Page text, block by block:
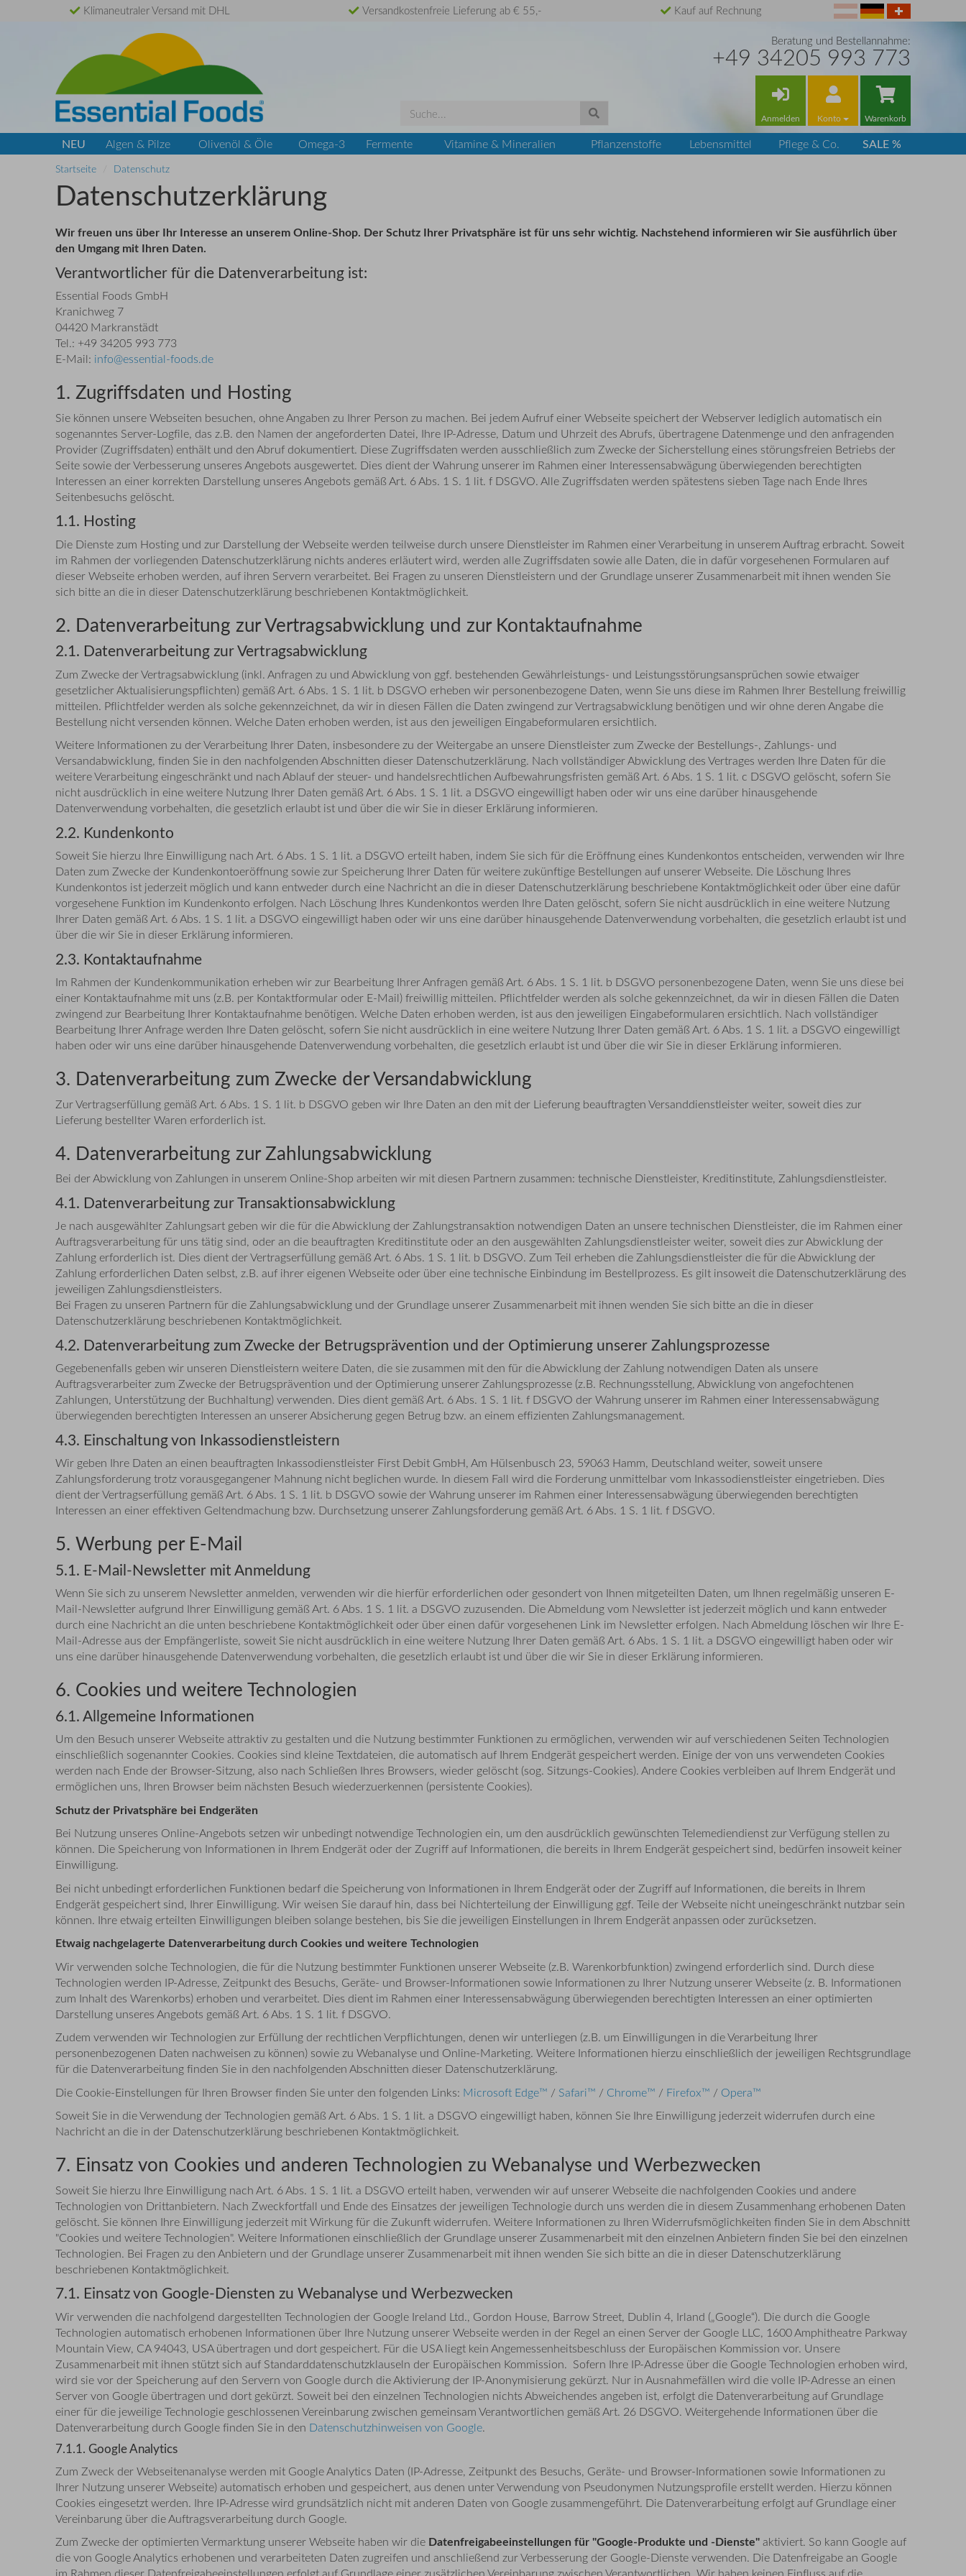
Klimaneutraler Versand mit DHL Versandkostenfreie Lieferung ab € 55,- Kauf auf Rechnung
Beratung und Bestellannahme:
+49 34205 993 773
Anmelden Konto Warenkorb
NEU Algen & Pilze Olivenöl & Öle Omega-3 Fermente Vitamine & Mineralien Pflanzenstoffe Lebensmittel Pflege & Co. SALE %
Startseite Datenschutz
Datenschutzerklärung
Wir freuen uns über Ihr Interesse an unserem Online-Shop. Der Schutz Ihrer Privatsphäre ist für uns sehr wichtig. Nachstehend informieren wir Sie ausführlich über
den Umgang mit Ihren Daten.
Verantwortlicher für die Datenverarbeitung ist:
Essential Foods GmbH
Kranichweg 7
04420 Markranstädt
Tel.: +49 34205 993 773
E-Mail: info@essential-foods.de
1. Zugriffsdaten und Hosting
Sie können unsere Webseiten besuchen, ohne Angaben zu Ihrer Person zu machen. Bei jedem Aufruf einer Webseite speichert der Webserver lediglich automatisch ein
sogenanntes Server-Logfile, das z.B. den Namen der angeforderten Datei, Ihre IP-Adresse, Datum und Uhrzeit des Abrufs, übertragene Datenmenge und den anfragenden
Provider (Zugriffsdaten) enthält und den Abruf dokumentiert. Diese Zugriffsdaten werden ausschließlich zum Zwecke der Sicherstellung eines störungsfreien Betriebs der
Seite sowie der Verbesserung unseres Angebots ausgewertet. Dies dient der Wahrung unserer im Rahmen einer Interessensabwägung überwiegenden berechtigten
Interessen an einer korrekten Darstellung unseres Angebots gemäß Art. 6 Abs. 1 S. 1 lit. f DSGVO. Alle Zugriffsdaten werden spätestens sieben Tage nach Ende Ihres
Seitenbesuchs gelöscht.
1.1. Hosting
Die Dienste zum Hosting und zur Darstellung der Webseite werden teilweise durch unsere Dienstleister im Rahmen einer Verarbeitung in unserem Auftrag erbracht. Soweit
im Rahmen der vorliegenden Datenschutzerklärung nichts anderes erläutert wird, werden alle Zugriffsdaten sowie alle Daten, die in dafür vorgesehenen Formularen auf
dieser Webseite erhoben werden, auf ihren Servern verarbeitet. Bei Fragen zu unseren Dienstleistern und der Grundlage unserer Zusammenarbeit mit ihnen wenden Sie
sich bitte an die in dieser Datenschutzerklärung beschriebenen Kontaktmöglichkeit.
2. Datenverarbeitung zur Vertragsabwicklung und zur Kontaktaufnahme
2.1. Datenverarbeitung zur Vertragsabwicklung
Zum Zwecke der Vertragsabwicklung (inkl. Anfragen zu und Abwicklung von ggf. bestehenden Gewährleistungs- und Leistungsstörungsansprüchen sowie etwaiger
gesetzlicher Aktualisierungspflichten) gemäß Art. 6 Abs. 1 S. 1 lit. b DSGVO erheben wir personenbezogene Daten, wenn Sie uns diese im Rahmen Ihrer Bestellung freiwillig
mitteilen. Pflichtfelder werden als solche gekennzeichnet, da wir in diesen Fällen die Daten zwingend zur Vertragsabwicklung benötigen und wir ohne deren Angabe die
Bestellung nicht versenden können. Welche Daten erhoben werden, ist aus den jeweiligen Eingabeformularen ersichtlich.
Weitere Informationen zu der Verarbeitung Ihrer Daten, insbesondere zu der Weitergabe an unsere Dienstleister zum Zwecke der Bestellungs-, Zahlungs- und
Versandabwicklung, finden Sie in den nachfolgenden Abschnitten dieser Datenschutzerklärung. Nach vollständiger Abwicklung des Vertrages werden Ihre Daten für die
weitere Verarbeitung eingeschränkt und nach Ablauf der steuer- und handelsrechtlichen Aufbewahrungsfristen gemäß Art. 6 Abs. 1 S. 1 lit. c DSGVO gelöscht, sofern Sie
nicht ausdrücklich in eine weitere Nutzung Ihrer Daten gemäß Art. 6 Abs. 1 S. 1 lit. a DSGVO eingewilligt haben oder wir uns eine darüber hinausgehende
Datenverwendung vorbehalten, die gesetzlich erlaubt ist und über die wir Sie in dieser Erklärung informieren.
2.2. Kundenkonto
Soweit Sie hierzu Ihre Einwilligung nach Art. 6 Abs. 1 S. 1 lit. a DSGVO erteilt haben, indem Sie sich für die Eröffnung eines Kundenkontos entscheiden, verwenden wir Ihre
Daten zum Zwecke der Kundenkontoeröffnung sowie zur Speicherung Ihrer Daten für weitere zukünftige Bestellungen auf unserer Webseite. Die Löschung Ihres
Kundenkontos ist jederzeit möglich und kann entweder durch eine Nachricht an die in dieser Datenschutzerklärung beschriebene Kontaktmöglichkeit oder über eine dafür
vorgesehene Funktion im Kundenkonto erfolgen. Nach Löschung Ihres Kundenkontos werden Ihre Daten gelöscht, sofern Sie nicht ausdrücklich in eine weitere Nutzung
Ihrer Daten gemäß Art. 6 Abs. 1 S. 1 lit. a DSGVO eingewilligt haben oder wir uns eine darüber hinausgehende Datenverwendung vorbehalten, die gesetzlich erlaubt ist und
über die wir Sie in dieser Erklärung informieren.
2.3. Kontaktaufnahme
Im Rahmen der Kundenkommunikation erheben wir zur Bearbeitung Ihrer Anfragen gemäß Art. 6 Abs. 1 S. 1 lit. b DSGVO personenbezogene Daten, wenn Sie uns diese bei
einer Kontaktaufnahme mit uns (z.B. per Kontaktformular oder E-Mail) freiwillig mitteilen. Pflichtfelder werden als solche gekennzeichnet, da wir in diesen Fällen die Daten
zwingend zur Bearbeitung Ihrer Kontaktaufnahme benötigen. Welche Daten erhoben werden, ist aus den jeweiligen Eingabeformularen ersichtlich. Nach vollständiger
Bearbeitung Ihrer Anfrage werden Ihre Daten gelöscht, sofern Sie nicht ausdrücklich in eine weitere Nutzung Ihrer Daten gemäß Art. 6 Abs. 1 S. 1 lit. a DSGVO eingewilligt
haben oder wir uns eine darüber hinausgehende Datenverwendung vorbehalten, die gesetzlich erlaubt ist und über die wir Sie in dieser Erklärung informieren.
3. Datenverarbeitung zum Zwecke der Versandabwicklung
Zur Vertragserfüllung gemäß Art. 6 Abs. 1 S. 1 lit. b DSGVO geben wir Ihre Daten an den mit der Lieferung beauftragten Versanddienstleister weiter, soweit dies zur
Lieferung bestellter Waren erforderlich ist.
4. Datenverarbeitung zur Zahlungsabwicklung
Bei der Abwicklung von Zahlungen in unserem Online-Shop arbeiten wir mit diesen Partnern zusammen: technische Dienstleister, Kreditinstitute, Zahlungsdienstleister.
4.1. Datenverarbeitung zur Transaktionsabwicklung
Je nach ausgewählter Zahlungsart geben wir die für die Abwicklung der Zahlungstransaktion notwendigen Daten an unsere technischen Dienstleister, die im Rahmen einer
Auftragsverarbeitung für uns tätig sind, oder an die beauftragten Kreditinstitute oder an den ausgewählten Zahlungsdienstleister weiter, soweit dies zur Abwicklung der
Zahlung erforderlich ist. Dies dient der Vertragserfüllung gemäß Art. 6 Abs. 1 S. 1 lit. b DSGVO. Zum Teil erheben die Zahlungsdienstleister die für die Abwicklung der
Zahlung erforderlichen Daten selbst, z.B. auf ihrer eigenen Webseite oder über eine technische Einbindung im Bestellprozess. Es gilt insoweit die Datenschutzerklärung des
jeweiligen Zahlungsdienstleisters.
Bei Fragen zu unseren Partnern für die Zahlungsabwicklung und der Grundlage unserer Zusammenarbeit mit ihnen wenden Sie sich bitte an die in dieser
Datenschutzerklärung beschriebenen Kontaktmöglichkeit.
4.2. Datenverarbeitung zum Zwecke der Betrugsprävention und der Optimierung unserer Zahlungsprozesse
Gegebenenfalls geben wir unseren Dienstleistern weitere Daten, die sie zusammen mit den für die Abwicklung der Zahlung notwendigen Daten als unsere
Auftragsverarbeiter zum Zwecke der Betrugsprävention und der Optimierung unserer Zahlungsprozesse (z.B. Rechnungsstellung, Abwicklung von angefochtenen
Zahlungen, Unterstützung der Buchhaltung) verwenden. Dies dient gemäß Art. 6 Abs. 1 S. 1 lit. f DSGVO der Wahrung unserer im Rahmen einer Interessensabwägung
überwiegenden berechtigten Interessen an unserer Absicherung gegen Betrug bzw. an einem effizienten Zahlungsmanagement.
4.3. Einschaltung von Inkassodienstleistern
Wir geben Ihre Daten an einen beauftragten Inkassodienstleister First Debit GmbH, Am Hülsenbusch 23, 59063 Hamm, Deutschland weiter, soweit unsere
Zahlungsforderung trotz vorausgegangener Mahnung nicht beglichen wurde. In diesem Fall wird die Forderung unmittelbar vom Inkassodienstleister eingetrieben. Dies
dient der Vertragserfüllung gemäß Art. 6 Abs. 1 S. 1 lit. b DSGVO sowie der Wahrung unserer im Rahmen einer Interessensabwägung überwiegenden berechtigten
Interessen an einer effektiven Geltendmachung bzw. Durchsetzung unserer Zahlungsforderung gemäß Art. 6 Abs. 1 S. 1 lit. f DSGVO.
5. Werbung per E-Mail
5.1. E-Mail-Newsletter mit Anmeldung
Wenn Sie sich zu unserem Newsletter anmelden, verwenden wir die hierfür erforderlichen oder gesondert von Ihnen mitgeteilten Daten, um Ihnen regelmäßig unseren E-
Mail-Newsletter aufgrund Ihrer Einwilligung gemäß Art. 6 Abs. 1 S. 1 lit. a DSGVO zuzusenden. Die Abmeldung vom Newsletter ist jederzeit möglich und kann entweder
durch eine Nachricht an die unten beschriebene Kontaktmöglichkeit oder über einen dafür vorgesehenen Link im Newsletter erfolgen. Nach Abmeldung löschen wir Ihre E-
Mail-Adresse aus der Empfängerliste, soweit Sie nicht ausdrücklich in eine weitere Nutzung Ihrer Daten gemäß Art. 6 Abs. 1 S. 1 lit. a DSGVO eingewilligt haben oder wir
uns eine darüber hinausgehende Datenverwendung vorbehalten, die gesetzlich erlaubt ist und über die wir Sie in dieser Erklärung informieren.
6. Cookies und weitere Technologien
6.1. Allgemeine Informationen
Um den Besuch unserer Webseite attraktiv zu gestalten und die Nutzung bestimmter Funktionen zu ermöglichen, verwenden wir auf verschiedenen Seiten Technologien
einschließlich sogenannter Cookies. Cookies sind kleine Textdateien, die automatisch auf Ihrem Endgerät gespeichert werden. Einige der von uns verwendeten Cookies
werden nach Ende der Browser-Sitzung, also nach Schließen Ihres Browsers, wieder gelöscht (sog. Sitzungs-Cookies). Andere Cookies verbleiben auf Ihrem Endgerät und
ermöglichen uns, Ihren Browser beim nächsten Besuch wiederzuerkennen (persistente Cookies).
Schutz der Privatsphäre bei Endgeräten
Bei Nutzung unseres Online-Angebots setzen wir unbedingt notwendige Technologien ein, um den ausdrücklich gewünschten Telemediendienst zur Verfügung stellen zu
können. Die Speicherung von Informationen in Ihrem Endgerät oder der Zugriff auf Informationen, die bereits in Ihrem Endgerät gespeichert sind, bedürfen insoweit keiner
Einwilligung.
Bei nicht unbedingt erforderlichen Funktionen bedarf die Speicherung von Informationen in Ihrem Endgerät oder der Zugriff auf Informationen, die bereits in Ihrem
Endgerät gespeichert sind, Ihrer Einwilligung. Wir weisen Sie darauf hin, dass bei Nichterteilung der Einwilligung ggf. Teile der Webseite nicht uneingeschränkt nutzbar sein
können. Ihre etwaig erteilten Einwilligungen bleiben solange bestehen, bis Sie die jeweiligen Einstellungen in Ihrem Endgerät anpassen oder zurücksetzen.
Etwaig nachgelagerte Datenverarbeitung durch Cookies und weitere Technologien
Wir verwenden solche Technologien, die für die Nutzung bestimmter Funktionen unserer Webseite (z.B. Warenkorbfunktion) zwingend erforderlich sind. Durch diese
Technologien werden IP-Adresse, Zeitpunkt des Besuchs, Geräte- und Browser-Informationen sowie Informationen zu Ihrer Nutzung unserer Webseite (z. B. Informationen
zum Inhalt des Warenkorbs) erhoben und verarbeitet. Dies dient im Rahmen einer Interessensabwägung überwiegenden berechtigten Interessen an einer optimierten
Darstellung unseres Angebots gemäß Art. 6 Abs. 1 S. 1 lit. f DSGVO.
Zudem verwenden wir Technologien zur Erfüllung der rechtlichen Verpflichtungen, denen wir unterliegen (z.B. um Einwilligungen in die Verarbeitung Ihrer
personenbezogenen Daten nachweisen zu können) sowie zu Webanalyse und Online-Marketing. Weitere Informationen hierzu einschließlich der jeweiligen Rechtsgrundlage
für die Datenverarbeitung finden Sie in den nachfolgenden Abschnitten dieser Datenschutzerklärung.
Die Cookie-Einstellungen für Ihren Browser finden Sie unter den folgenden Links: Microsoft Edge™ / Safari™ / Chrome™ / Firefox™ / Opera™
Soweit Sie in die Verwendung der Technologien gemäß Art. 6 Abs. 1 S. 1 lit. a DSGVO eingewilligt haben, können Sie Ihre Einwilligung jederzeit widerrufen durch eine
Nachricht an die in der Datenschutzerklärung beschriebenen Kontaktmöglichkeit.
7. Einsatz von Cookies und anderen Technologien zu Webanalyse und Werbezwecken
Soweit Sie hierzu Ihre Einwilligung nach Art. 6 Abs. 1 S. 1 lit. a DSGVO erteilt haben, verwenden wir auf unserer Webseite die nachfolgenden Cookies und andere
Technologien von Drittanbietern. Nach Zweckfortfall und Ende des Einsatzes der jeweiligen Technologie durch uns werden die in diesem Zusammenhang erhobenen Daten
gelöscht. Sie können Ihre Einwilligung jederzeit mit Wirkung für die Zukunft widerrufen. Weitere Informationen zu Ihren Widerrufsmöglichkeiten finden Sie in dem Abschnitt
"Cookies und weitere Technologien". Weitere Informationen einschließlich der Grundlage unserer Zusammenarbeit mit den einzelnen Anbietern finden Sie bei den einzelnen
Technologien. Bei Fragen zu den Anbietern und der Grundlage unserer Zusammenarbeit mit ihnen wenden Sie sich bitte an die in dieser Datenschutzerklärung
beschriebenen Kontaktmöglichkeit.
7.1. Einsatz von Google-Diensten zu Webanalyse und Werbezwecken
Wir verwenden die nachfolgend dargestellten Technologien der Google Ireland Ltd., Gordon House, Barrow Street, Dublin 4, Irland („Google“). Die durch die Google
Technologien automatisch erhobenen Informationen über Ihre Nutzung unserer Webseite werden in der Regel an einen Server der Google LLC, 1600 Amphitheatre Parkway
Mountain View, CA 94043, USA übertragen und dort gespeichert. Für die USA liegt kein Angemessenheitsbeschluss der Europäischen Kommission vor. Unsere
Zusammenarbeit mit ihnen stützt sich auf Standarddatenschutzklauseln der Europäischen Kommission. Sofern Ihre IP-Adresse über die Google Technologien erhoben wird,
wird sie vor der Speicherung auf den Servern von Google durch die Aktivierung der IP-Anonymisierung gekürzt. Nur in Ausnahmefällen wird die volle IP-Adresse an einen
Server von Google übertragen und dort gekürzt. Soweit bei den einzelnen Technologien nichts Abweichendes angeben ist, erfolgt die Datenverarbeitung auf Grundlage
einer für die jeweilige Technologie geschlossenen Vereinbarung zwischen gemeinsam Verantwortlichen gemäß Art. 26 DSGVO. Weitergehende Informationen über die
Datenverarbeitung durch Google finden Sie in den Datenschutzhinweisen von Google.
7.1.1. Google Analytics
Zum Zweck der Webseitenanalyse werden mit Google Analytics Daten (IP-Adresse, Zeitpunkt des Besuchs, Geräte- und Browser-Informationen sowie Informationen zu
Ihrer Nutzung unserer Webseite) automatisch erhoben und gespeichert, aus denen unter Verwendung von Pseudonymen Nutzungsprofile erstellt werden. Hierzu können
Cookies eingesetzt werden. Ihre IP-Adresse wird grundsätzlich nicht mit anderen Daten von Google zusammengeführt. Die Datenverarbeitung erfolgt auf Grundlage einer
Vereinbarung über die Auftragsverarbeitung durch Google.
Zum Zwecke der optimierten Vermarktung unserer Webseite haben wir die Datenfreigabeeinstellungen für "Google-Produkte und -Dienste"aktiviert. So kann Google auf
die von Google Analytics erhobenen und verarbeiteten Daten zugreifen und anschließend zur Verbesserung der Google-Dienste verwenden. Die Datenfreigabe an Google